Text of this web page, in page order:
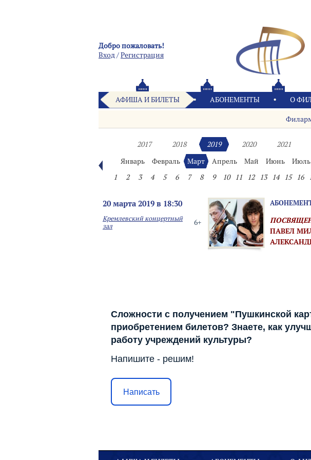
Добро пожаловать!
Вход/Pегистрация
АФИША И БИЛЕТЫ АБОНЕМЕНТЫ О
2017 2018 2019 2020 2021
Январь
Февраль Март Апрель Май Июнь Июль
1
2 3 4 5 6 7 8 9 10 11 12 13 14 15 16
20 марта 2019 в 18:30
6+
Кремлевский концертный
зал
ПАВЕЛ
Сложности с получением "Пушкинской
приобретением билетов? Знаете, как
работу учреждений культуры?
Напишите - решим!
Написать